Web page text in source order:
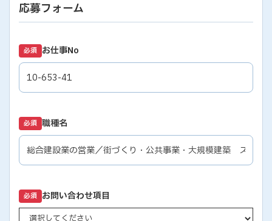
応募フォーム
必須 お仕事No
必須 職種名
必須 お問い合わせ項目